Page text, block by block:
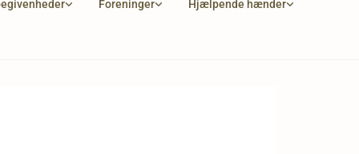
Foreninger Hjælpende hænder